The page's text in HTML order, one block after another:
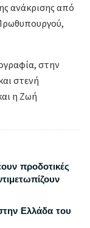
ανάκρισης από
στην
στενή
η Ζωή
προδοτικές
Ελλάδα του